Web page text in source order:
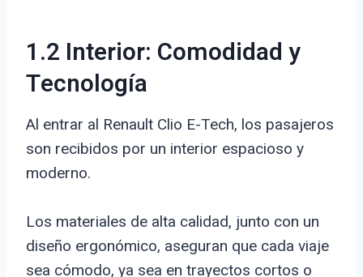
1.2 Interior: Comodidad y
Tecnología
Al entrar al Renault Clio E-Tech, los pasajeros
son recibidos por un interior espacioso y
moderno.
Los materiales de alta calidad, junto con un
diseño ergonómico, aseguran que cada viaje
sea cómodo, ya sea en trayectos cortos o